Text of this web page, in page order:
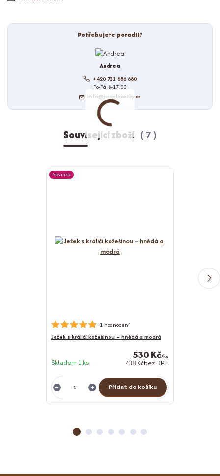
Potřebujete poradit?
Andrea
+420 731 686 680
Po-Pá, 8-17:00
info@proplacatky.cz
Související zboží 7
Novinka
1 hodnocení
Ježek s králičí kožešinou – hnědá a modrá
530 Kč/ks
438 Kčbez DPH
Skladem 1 ks
Přidat do košíku